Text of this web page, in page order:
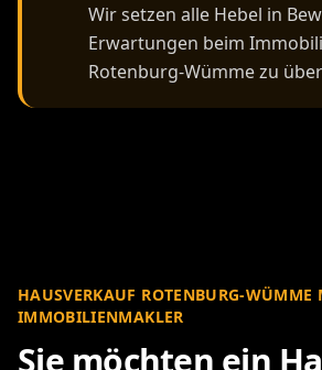
Wir setzen alle Hebel in
Erwartungen beim
Rotenburg-Wümme zu
HAUSVERKAUF ROTENBURG-WÜMME
IMMOBILIENMAKLER
Sie möchten ein